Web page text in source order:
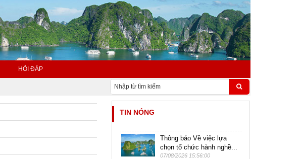
HỎI ĐÁP
TIN NÓNG
Thông báo Về việc lựa
chọn tổ chức hành nghề...
07/08/2026 15:56:00